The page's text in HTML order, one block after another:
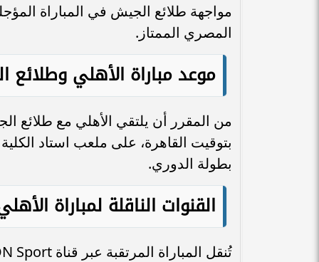
مواجهة طلائع الجيش في المباراة
المصري الممتاز.
موعد مباراة الأهلي وطلائع
بتوقيت القاهرة، على ملعب استاد
بطولة الدوري.
القنوات الناقلة لمباراة